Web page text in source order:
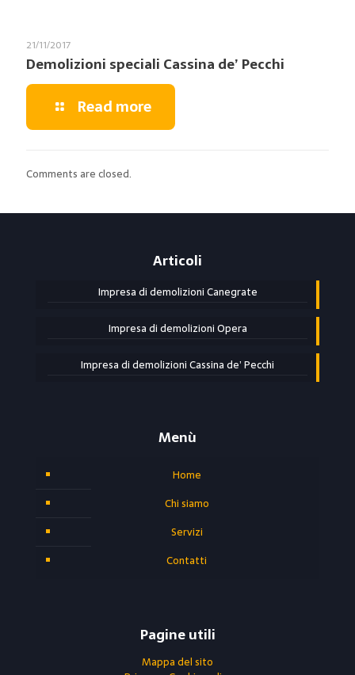
21/11/2017
Demolizioni speciali Cassina de’ Pecchi
Read more
Comments are closed.
Articoli
Impresa di demolizioni Canegrate
Impresa di demolizioni Opera
Impresa di demolizioni Cassina de’ Pecchi
Menù
Home
Chi siamo
Servizi
Contatti
Pagine utili
Mappa del sito